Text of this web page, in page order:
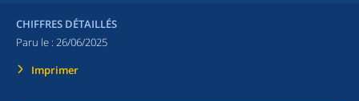
CHIFFRES DÉTAILLÉS
Paru le : 26/06/2025
Imprimer